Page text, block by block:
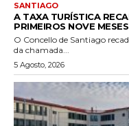
SANTIAGO
A TAXA TURÍSTICA
PRIMEIROS NOVE
O Concello de Santiago
da chamada...
5 Agosto, 2026